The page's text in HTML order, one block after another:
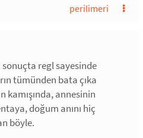
perilimeri
regl sayesinde
tümünden bata çıka
kamışında, annesinin
doğum anını hiç
böyle.